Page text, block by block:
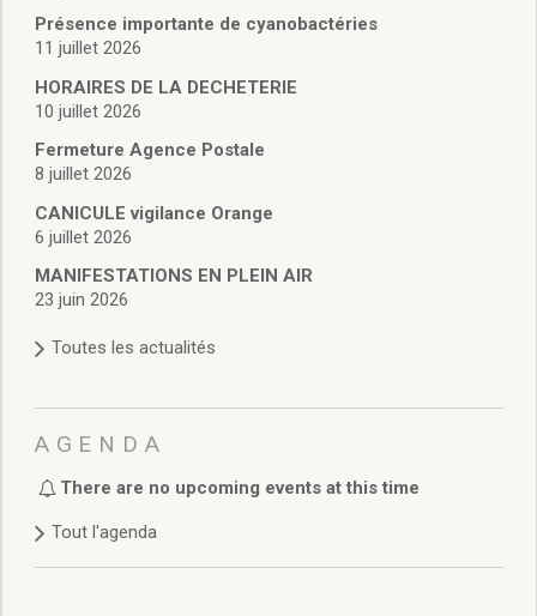
Services en ligne
Licences boissons
Cadastre
Actes d’état civil
Budget de Fonctionnement
Budget d’Investissement
Conseils municipaux
Règlement du conseil municipal
Délibérations 2025
Délibérations 2022
Délibérations 2021
Délibérations 2020
Délibérations 2019
Délibérations 2018
Présence importante de cyanobactéries
11 juillet 2026
HORAIRES DE LA DECHETERIE
10 juillet 2026
Fermeture Agence Postale
8 juillet 2026
CANICULE vigilance Orange
6 juillet 2026
MANIFESTATIONS EN PLEIN AIR
23 juin 2026
Toutes les actualités
AGENDA
There are no upcoming events at this time
Tout l'agenda